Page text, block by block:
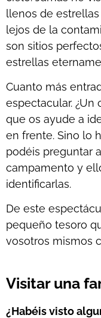
llenos de
lejos de la
son sitios
estrellas
Cuanto más
espectacular. ¿Un
que os ayude a
en frente. Sino lo
podéis preguntar
campamento y
identificarlas.
De este
pequeño tesoro
vosotros mismos
Visitar una
¿Habéis visto